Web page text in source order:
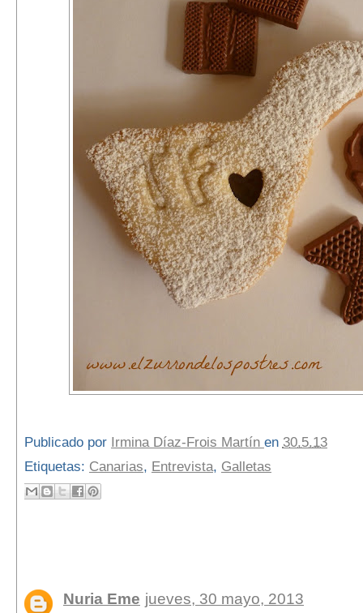
Publicado por Irmina Díaz-Frois Martín en 30.5.13
Etiquetas: Canarias, Entrevista, Galletas
Nuria Eme jueves, 30 mayo, 2013